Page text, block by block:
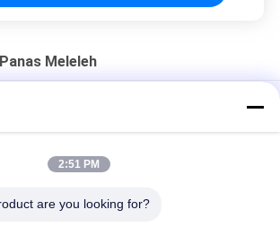
Meleleh
Panas Meleleh Sensitif Tekanan Untuk
2:51 PM
are you looking for?